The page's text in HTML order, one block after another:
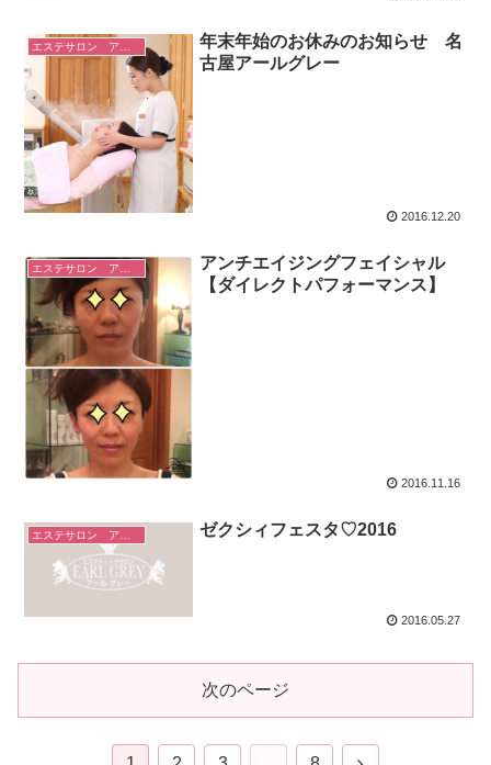
エステサロン アールグレーのこと
年末年始のお休みのお知らせ 名
古屋アールグレー
2016.12.20
アンチエイジングフェイシャル
【ダイレクトパフォーマンス】
2016.11.16
エステサロン アールグレーのこと ゼクシィフェスタ♡2016
2016.05.27
次のページ